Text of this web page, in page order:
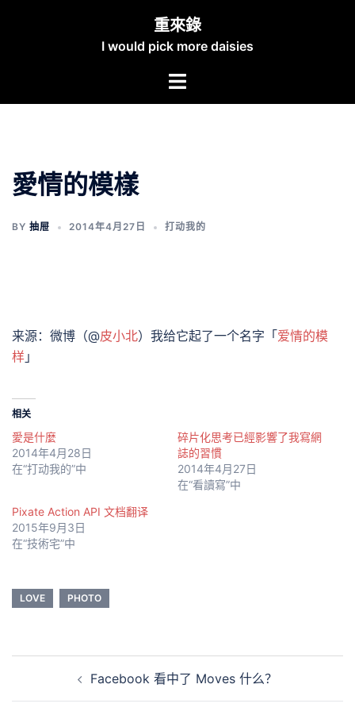
重來錄
I would pick more daisies
Toggle
愛情的模樣
BY 抽屉 2014年4月27日 打动我的
来源：微博（@皮小北）我给它起了一个名字「爱情的模
样 」
相关
愛是什麼
2014年4月28日
在“打动我的”中
碎片化思考已經影響了我寫網
誌的習慣
2014年4月27日
在“看讀寫”中
Pixate Action API 文档翻译
2015年9月3日
在“技術宅”中
LOVE PHOTO
navigationFacebook 看中了 Moves 什么？